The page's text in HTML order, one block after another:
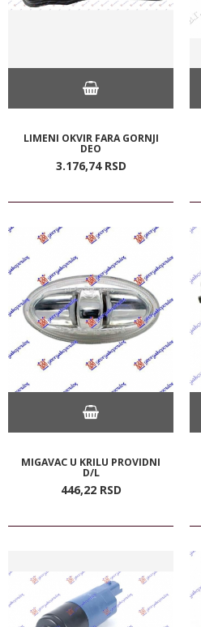
LIMENI OKVIR FARA GORNJI
DEO
3.176,74 RSD
MIGAVAC U KRILU PROVIDNI
D/L
446,22 RSD